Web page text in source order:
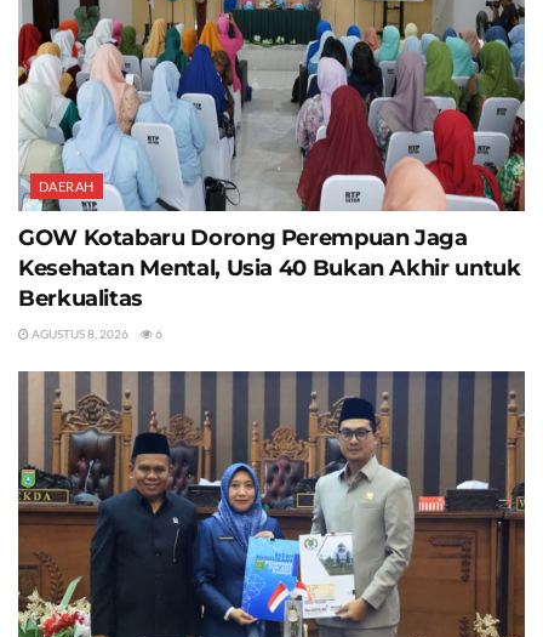
DAERAH
GOW Kotabaru Dorong Perempuan Jaga
Kesehatan Mental, Usia 40 Bukan Akhir untuk
Berkualitas
AGUSTUS 8, 2026 6